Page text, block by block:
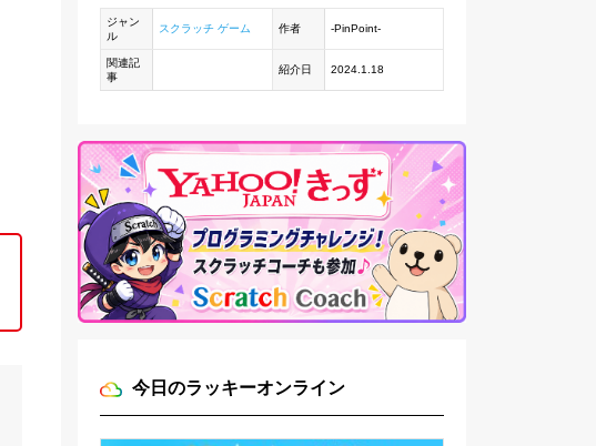
ジャン
ル
スクラッチ ゲーム 作者 -PinPoint-
関連記
事
紹介日 2024.1.18
今日のラッキーオンライン